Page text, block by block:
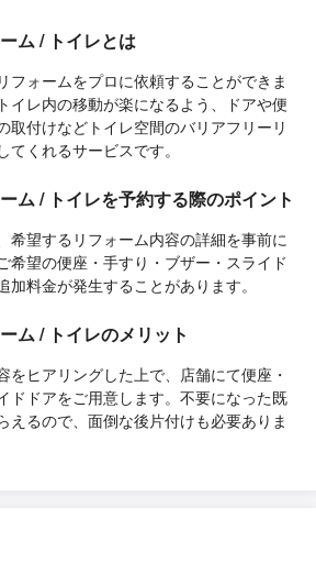
ム / トイレとは
フォームをプロに依頼することができま
イレ内の移動が楽になるよう、ドアや便
取付けなどトイレ空間のバリアフリーリ
くれるサービスです。
ム / トイレを予約する際のポイント
希望するリフォーム内容の詳細を事前に
希望の便座・手すり・ブザー・スライド
加料金が発生することがあります。
ム / トイレのメリット
をヒアリングした上で、店舗にて便座・
ドドアをご用意します。不要になった既
えるので、面倒な後片付けも必要ありま